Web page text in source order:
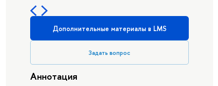
Дополнительные материалы в LMS
Задать вопрос
Аннотация